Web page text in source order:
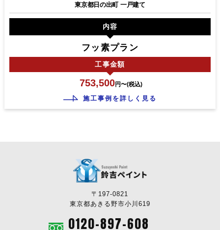
東京都日の出町 一戸建て
内容
フッ素プラン
工事金額
753,500円〜(税込)
施工事例を詳しく見る
〒197-0821
東京都あきる野市小川619
0120-897-608